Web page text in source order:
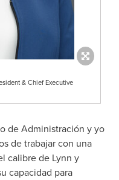
& Chief Executive
de Administración y yo
de trabajar con una
calibre de Lynn y
capacidad para